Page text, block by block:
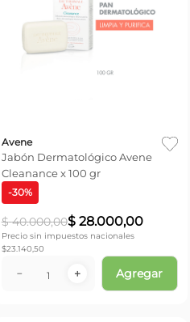
Avene
Jabón Dermatológico Avene
Cleanance x 100 gr
-30%
$ 40.000,00$ 28.000,00
Precio sin impuestos nacionales
$23.140,50
＋
－ Agregar